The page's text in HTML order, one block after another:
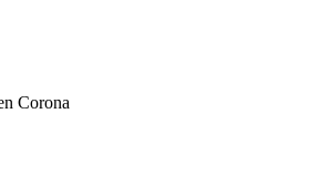
Corona